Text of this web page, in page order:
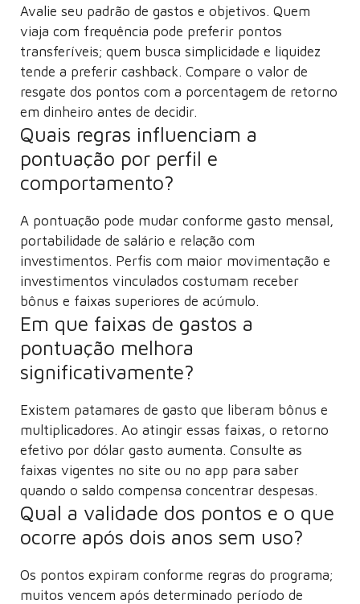
Avalie seu padrão de gastos e objetivos. Quem
viaja com frequência pode preferir pontos
transferíveis; quem busca simplicidade e liquidez
tende a preferir cashback. Compare o valor de
resgate dos pontos com a porcentagem de retorno
em dinheiro antes de decidir.
Quais regras influenciam a
pontuação por perfil e
comportamento?
A pontuação pode mudar conforme gasto mensal,
portabilidade de salário e relação com
investimentos. Perfis com maior movimentação e
investimentos vinculados costumam receber
bônus e faixas superiores de acúmulo.
Em que faixas de gastos a
pontuação melhora
significativamente?
Existem patamares de gasto que liberam bônus e
multiplicadores. Ao atingir essas faixas, o retorno
efetivo por dólar gasto aumenta. Consulte as
faixas vigentes no site ou no app para saber
quando o saldo compensa concentrar despesas.
Qual a validade dos pontos e o que
ocorre após dois anos sem uso?
Os pontos expiram conforme regras do programa;
muitos vencem após determinado período de